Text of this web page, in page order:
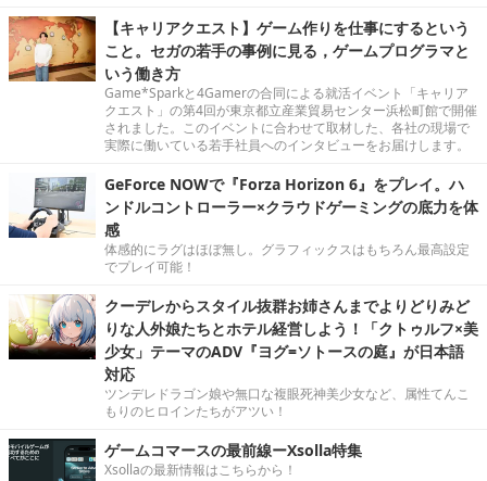
【キャリアクエスト】ゲーム作りを仕事にするという
こと。セガの若手の事例に見る，ゲームプログラマと
いう働き方
Game*Sparkと4Gamerの合同による就活イベント「キャリア
クエスト」の第4回が東京都立産業貿易センター浜松町館で開催
されました。このイベントに合わせて取材した、各社の現場で
実際に働いている若手社員へのインタビューをお届けします。
GeForce NOWで『Forza Horizon 6』をプレイ。ハ
ンドルコントローラー×クラウドゲーミングの底力を体
感
体感的にラグはほぼ無し。グラフィックスはもちろん最高設定
でプレイ可能！
クーデレからスタイル抜群お姉さんまでよりどりみど
りな人外娘たちとホテル経営しよう！「クトゥルフ×美
少女」テーマのADV『ヨグ=ソトースの庭』が日本語
対応
ツンデレドラゴン娘や無口な複眼死神美少女など、属性てんこ
もりのヒロインたちがアツい！
ゲームコマースの最前線ーXsolla特集
Xsollaの最新情報はこちらから！